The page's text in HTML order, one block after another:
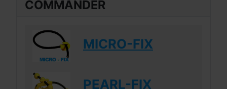
COMMANDER
MICRO-FIX
PEARL-FIX